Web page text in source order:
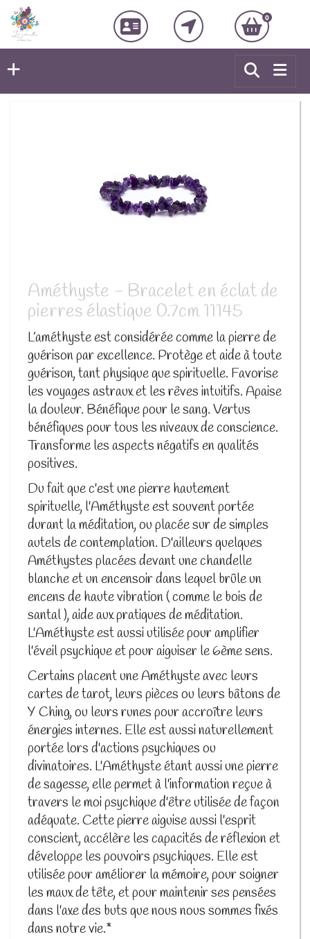
0
Améthyste - Bracelet en éclat de
pierres élastique 0.7cm 11145
L’améthyste est considérée comme la pierre de
guérison par excellence. Protège et aide à toute
guérison, tant physique que spirituelle. Favorise
les voyages astraux et les rêves intuitifs. Apaise
la douleur. Bénéfique pour le sang. Vertus
bénéfiques pour tous les niveaux de conscience.
Transforme les aspects négatifs en qualités
positives.
Du fait que c'est une pierre hautement
spirituelle, l'Améthyste est souvent portée
durant la méditation, ou placée sur de simples
autels de contemplation. D'ailleurs quelques
Améthystes placées devant une chandelle
blanche et un encensoir dans lequel brûle un
encens de haute vibration ( comme le bois de
santal ), aide aux pratiques de méditation.
L'Améthyste est aussi utilisée pour amplifier
l'éveil psychique et pour aiguiser le 6ème sens.
Certains placent une Améthyste avec leurs
cartes de tarot, leurs pièces ou leurs bâtons de
Y Ching, ou leurs runes pour accroître leurs
énergies internes. Elle est aussi naturellement
portée lors d'actions psychiques ou
divinatoires. L'Améthyste étant aussi une pierre
de sagesse, elle permet à l'information reçue à
travers le moi psychique d'être utilisée de façon
adéquate. Cette pierre aiguise aussi l'esprit
conscient, accélère les capacités de réflexion et
développe les pouvoirs psychiques. Elle est
utilisée pour améliorer la mémoire, pour soigner
les maux de tête, et pour maintenir ses pensées
dans l'axe des buts que nous nous sommes fixés
dans notre vie.*